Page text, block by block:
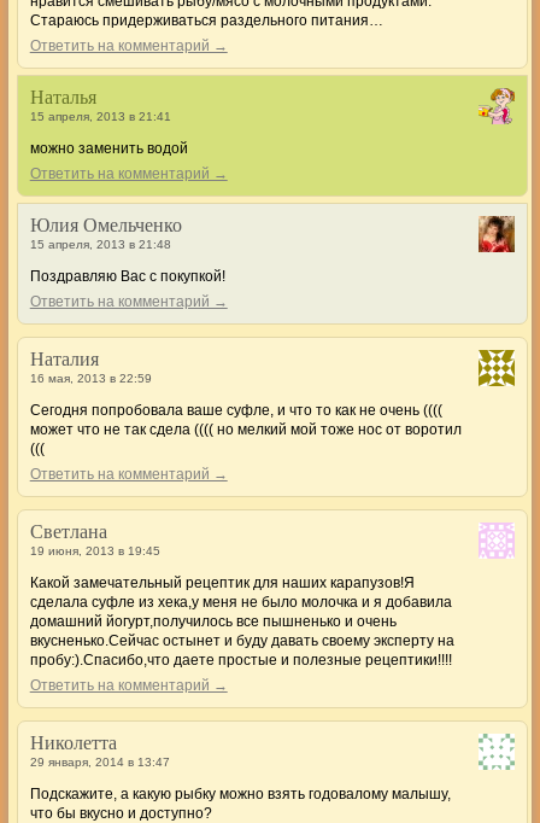
Стараюсь придерживаться раздельного питания…
Ответить на комментарий →
Наталья
15 апреля, 2013 в 21:41
можно заменить водой
Ответить на комментарий →
Юлия Омельченко
15 апреля, 2013 в 21:48
Поздравляю Вас с покупкой!
Ответить на комментарий →
Наталия
16 мая, 2013 в 22:59
Сегодня попробовала ваше суфле, и что то как не очень ((((
может что не так сдела (((( но мелкий мой тоже нос от воротил
(((
Ответить на комментарий →
Светлана
19 июня, 2013 в 19:45
Какой замечательный рецептик для наших карапузов!Я
сделала суфле из хека,у меня не было молочка и я добавила
домашний йогурт,получилось все пышненько и очень
вкусненько.Сейчас остынет и буду давать своему эксперту на
пробу:).Спасибо,что даете простые и полезные рецептики!!!!
Ответить на комментарий →
Hиколетта
29 января, 2014 в 13:47
Подскажите, а какую рыбку можно взять годовалому малышу,
что бы вкусно и доступно?